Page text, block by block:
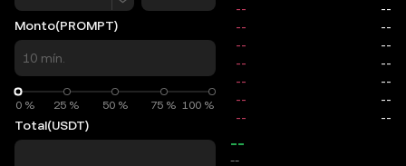
Monto(PROMPT)
0 % 25 % 50 % 75 % 100 %
0 %
Total(USDT)
--
--